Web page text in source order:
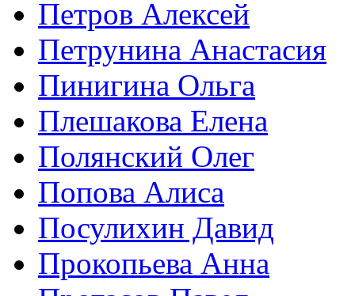
Петров Алексей
Петрунина Анастасия
Пинигина Ольга
Плешакова Елена
Полянский Олег
Попова Алиса
Посулихин Давид
Прокопьева Анна